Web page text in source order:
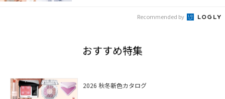
Recommended by
おすすめ特集
2026 秋冬新色カタログ